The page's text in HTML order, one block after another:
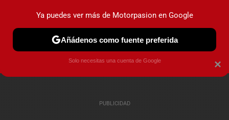
PRUEBAS COCHES ELÉCTRICOS OBSERVATORIO
×
Ya puedes ver más de Motorpasion en Google
Añádenos como fuente preferida
Solo necesitas una cuenta de Google